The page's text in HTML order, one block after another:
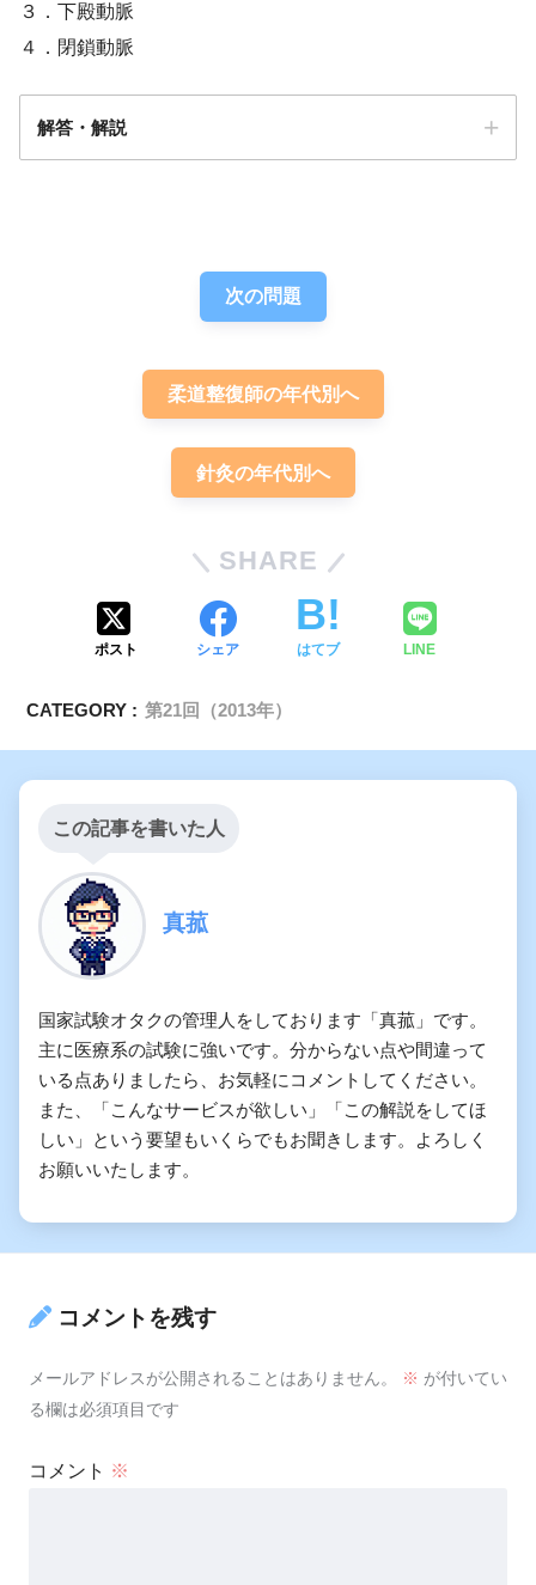
３．下殿動脈
４．閉鎖動脈
解答・解説
次の問題
柔道整復師の年代別へ
針灸の年代別へ
SHARE
ポスト シェア はてブ LINE
CATEGORY : 第21回（2013年）
この記事を書いた人
真菰
国家試験オタクの管理人をしております「真菰」です。
主に医療系の試験に強いです。分からない点や間違って
いる点ありましたら、お気軽にコメントしてください。
また、「こんなサービスが欲しい」「この解説をしてほ
しい」という要望もいくらでもお聞きします。よろしく
お願いいたします。
コメントを残す
メールアドレスが公開されることはありません。 ※ が付いてい
る欄は必須項目です
コメント ※